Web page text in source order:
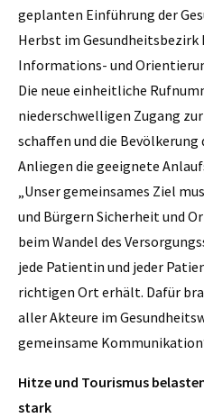
geplanten Einführung der
Herbst im Gesundheitsbezirk
Informations- und
Die neue einheitliche
niederschwelligen Zugang
schaffen und die
Anliegen die geeignete
„Unser gemeinsames Ziel
und Bürgern Sicherheit und
beim Wandel des
jede Patientin und jeder
richtigen Ort erhält. Dafür
aller Akteure im
gemeinsame
Hitze und Tourismus
stark